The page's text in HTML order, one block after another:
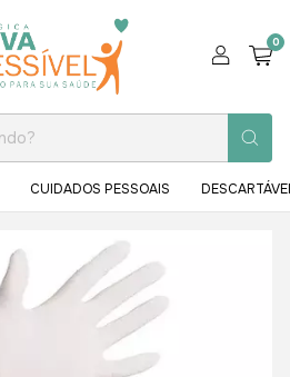
0
CUIDADOS PESSOAIS